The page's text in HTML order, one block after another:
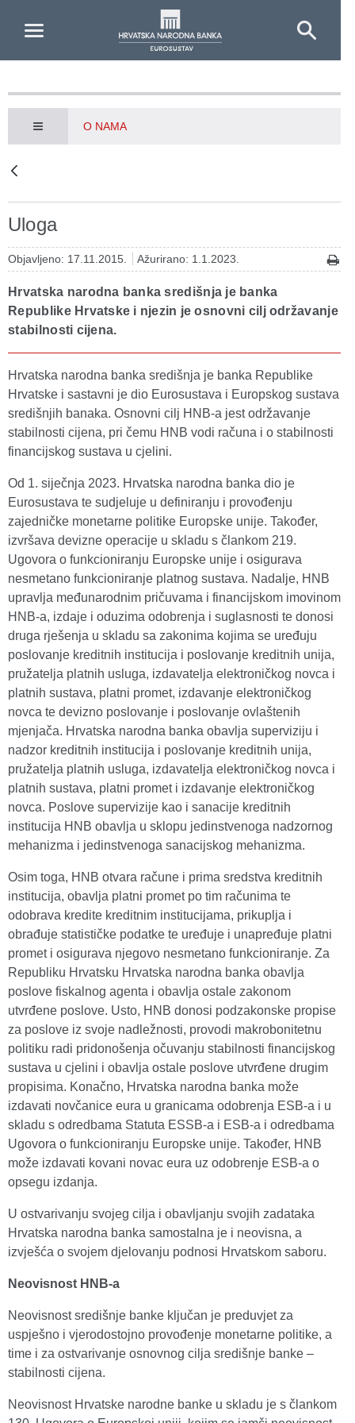
O NAMA
Uloga
Objavljeno: 17.11.2015. Ažurirano: 1.1.2023.
Hrvatska narodna banka središnja je banka
Republike Hrvatske i njezin je osnovni cilj održavanje
stabilnosti cijena.
Hrvatska narodna banka središnja je banka Republike
Hrvatske i sastavni je dio Eurosustava i Europskog sustava
središnjih banaka. Osnovni cilj HNB-a jest održavanje
stabilnosti cijena, pri čemu HNB vodi računa i o stabilnosti
financijskog sustava u cjelini.
Od 1. siječnja 2023. Hrvatska narodna banka dio je
Eurosustava te sudjeluje u definiranju i provođenju
zajedničke monetarne politike Europske unije. Također,
izvršava devizne operacije u skladu s člankom 219.
Ugovora o funkcioniranju Europske unije i osigurava
nesmetano funkcioniranje platnog sustava. Nadalje, HNB
upravlja međunarodnim pričuvama i financijskom imovinom
HNB-a, izdaje i oduzima odobrenja i suglasnosti te donosi
druga rješenja u skladu sa zakonima kojima se uređuju
poslovanje kreditnih institucija i poslovanje kreditnih unija,
pružatelja platnih usluga, izdavatelja elektroničkog novca i
platnih sustava, platni promet, izdavanje elektroničkog
novca te devizno poslovanje i poslovanje ovlaštenih
mjenjača. Hrvatska narodna banka obavlja superviziju i
nadzor kreditnih institucija i poslovanje kreditnih unija,
pružatelja platnih usluga, izdavatelja elektroničkog novca i
platnih sustava, platni promet i izdavanje elektroničkog
novca. Poslove supervizije kao i sanacije kreditnih
institucija HNB obavlja u sklopu jedinstvenoga nadzornog
mehanizma i jedinstvenoga sanacijskog mehanizma.
Osim toga, HNB otvara račune i prima sredstva kreditnih
institucija, obavlja platni promet po tim računima te
odobrava kredite kreditnim institucijama, prikuplja i
obrađuje statističke podatke te uređuje i unapređuje platni
promet i osigurava njegovo nesmetano funkcioniranje. Za
Republiku Hrvatsku Hrvatska narodna banka obavlja
poslove fiskalnog agenta i obavlja ostale zakonom
utvrđene poslove. Usto, HNB donosi podzakonske propise
za poslove iz svoje nadležnosti, provodi makrobonitetnu
politiku radi pridonošenja očuvanju stabilnosti financijskog
sustava u cjelini i obavlja ostale poslove utvrđene drugim
propisima. Konačno, Hrvatska narodna banka može
izdavati novčanice eura u granicama odobrenja ESB-a i u
skladu s odredbama Statuta ESSB-a i ESB-a i odredbama
Ugovora o funkcioniranju Europske unije. Također, HNB
može izdavati kovani novac eura uz odobrenje ESB-a o
opsegu izdanja.
U ostvarivanju svojeg cilja i obavljanju svojih zadataka
Hrvatska narodna banka samostalna je i neovisna, a
izvješća o svojem djelovanju podnosi Hrvatskom saboru.
Neovisnost HNB-a
Neovisnost središnje banke ključan je preduvjet za
uspješno i vjerodostojno provođenje monetarne politike, a
time i za ostvarivanje osnovnog cilja središnje banke –
stabilnosti cijena.
Neovisnost Hrvatske narodne banke u skladu je s člankom